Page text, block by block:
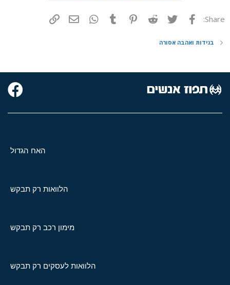
o
:
Share: פייסבוק Twitter
Reddit
Pinterest
Tumblr
WhatsAppדואר אלקטרוני
בגידות ואהבה אסורה
האח הגדול
הלוואות רק תבקש
מימון רכב רק תבקש
הלוואות לעסקים רק תבקש